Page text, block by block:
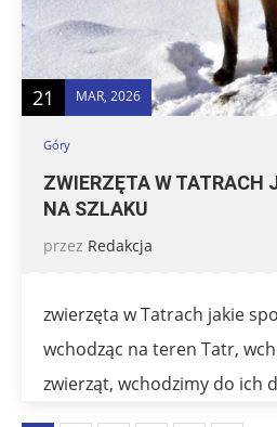
21 MAR, 2026
Góry
ZWIERZĘTA W TATRACH
NA SZLAKU
przez Redakcja
zwierzęta w Tatrach jakie
wchodząc na teren Tatr,
zwierząt, wchodzimy do ich